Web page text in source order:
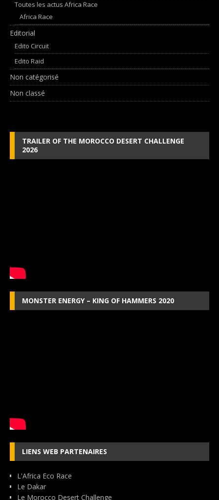
Toutes les actus Africa Race
Africa Race
Editorial
Edito Circuit
Edito Raid
Non catégorisé
Non classé
TRAILER OF THE MOROCCO DESERT CHALLENGE
2026
MONSTER ENERGY – KING OF HAMMERS 2020
LIENS WEB PARTENAIRES
L'Africa Eco Race
Le Dakar
Le Morocco Desert Challenge